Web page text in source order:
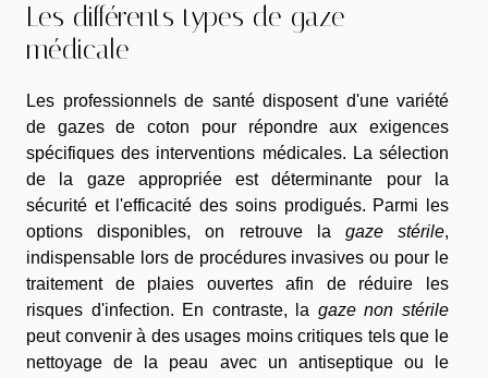
Les différents types de gaze
médicale
Les professionnels de santé disposent d'une variété
de gazes de coton pour répondre aux exigences
spécifiques des interventions médicales. La sélection
de la gaze appropriée est déterminante pour la
sécurité et l'efficacité des soins prodigués. Parmi les
options disponibles, on retrouve la gaze stérile,
indispensable lors de procédures invasives ou pour le
traitement de plaies ouvertes afin de réduire les
risques d'infection. En contraste, la gaze non stérile
peut convenir à des usages moins critiques tels que le
nettoyage de la peau avec un antiseptique ou le